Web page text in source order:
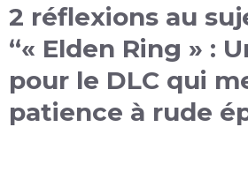
2 réflexions au
“« Elden Ring » :
pour le DLC qui
patience à rude